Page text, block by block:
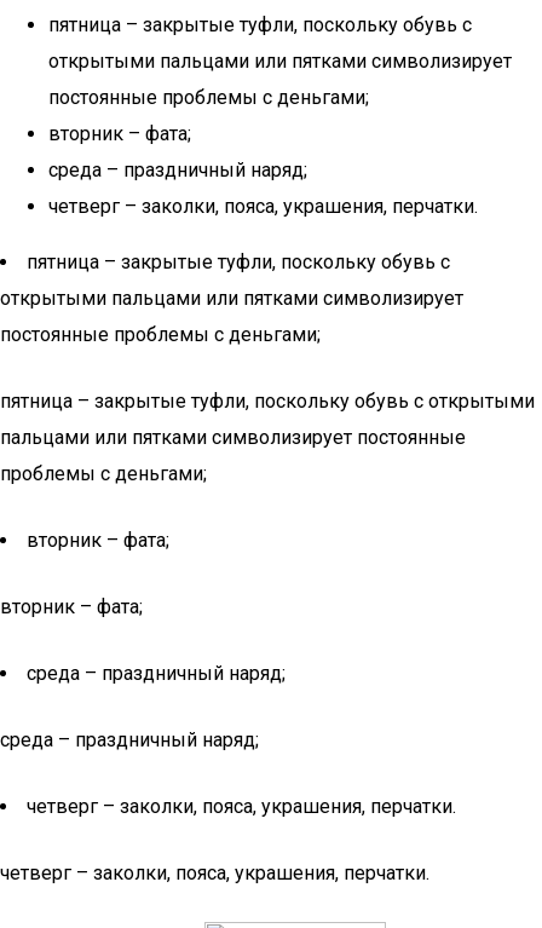
пятница – закрытые туфли, поскольку обувь с
открытыми пальцами или пятками символизирует
постоянные проблемы с деньгами;
вторник – фата;
среда – праздничный наряд;
четверг – заколки, пояса, украшения, перчатки.
пятница – закрытые туфли, поскольку обувь с
открытыми пальцами или пятками символизирует
постоянные проблемы с деньгами;
пятница – закрытые туфли, поскольку обувь с открытыми
пальцами или пятками символизирует постоянные
проблемы с деньгами;
вторник – фата;
вторник – фата;
среда – праздничный наряд;
среда – праздничный наряд;
четверг – заколки, пояса, украшения, перчатки.
четверг – заколки, пояса, украшения, перчатки.